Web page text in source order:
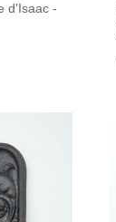
d'Isaac -